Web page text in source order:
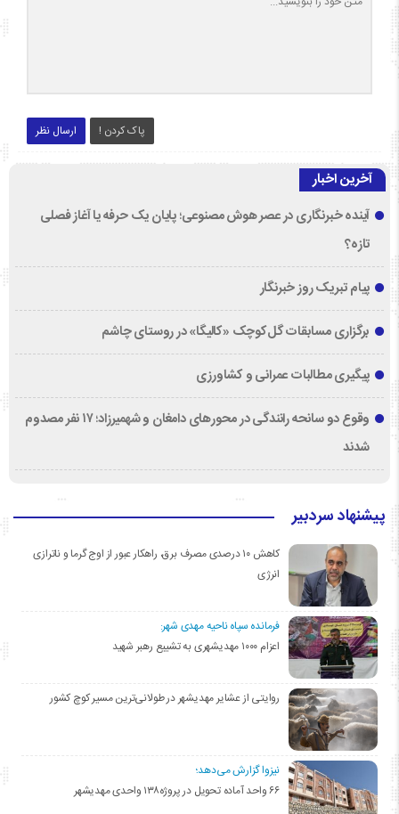
ارسال نظر پاک کردن !
آخرین اخبار
آینده خبرنگاری در عصر هوش مصنوعی؛ پایان یک حرفه یا آغاز فصلی
تازه؟
پیام تبریک روز خبرنگار
برگزاری مسابقات گل‌کوچک «کالیگا» در روستای چاشم
پیگیری مطالبات عمرانی و کشاورزی
وقوع دو سانحه رانندگی در محورهای دامغان و شهمیرزاد؛ ۱۷ نفر مصدوم
شدند
پیشنهاد سردبیر
کاهش ۱۰ درصدی مصرف برق، راهکار عبور از اوج گرما و ناترازی
انرژی
فرمانده سپاه ناحیه مهدی شهر:
اعزام ۱۰۰۰ مهدیشهری به تشییع رهبر شهید
روایتی از عشایر مهدیشهر در طولانی‌ترین مسیر کوچ کشور
نیزوا گزارش می‌دهد؛
۶۶ واحد آماده تحویل در پروژه۱۳۸ واحدی مهدیشهر